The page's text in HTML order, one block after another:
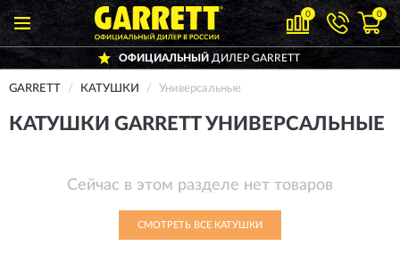
0 0
ОФИЦИАЛЬНЫЙДИЛЕР GARRETT
GARRETT КАТУШКИ Универсальные
КАТУШКИ GARRETT УНИВЕРСАЛЬНЫЕ
Сейчас в этом разделе нет товаров
СМОТРЕТЬ ВСЕ КАТУШКИ